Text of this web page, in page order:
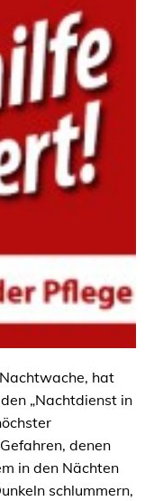
hat
„Nachtdienst in
denen
in den Nächten
schlummern,